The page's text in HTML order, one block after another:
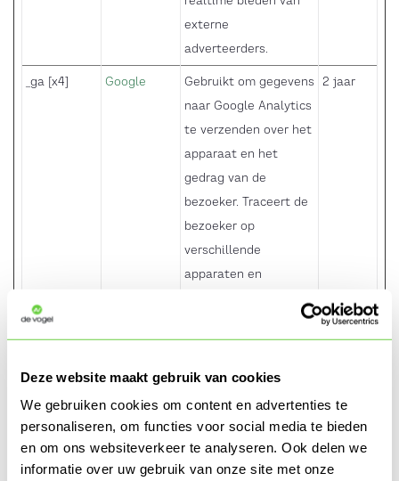
Deze website maakt gebruik van cookies
We gebruiken cookies om content en advertenties te
personaliseren, om functies voor social media te bieden
en om ons websiteverkeer te analyseren. Ook delen we
informatie over uw gebruik van onze site met onze
externe
adverteerders.
_ga [x4] Google
Gebruikt om gegevens
naar Google Analytics
te verzenden over het
apparaat en het
gedrag van de
bezoeker. Traceert de
bezoeker op
verschillende
apparaten en
2 jaar
_ga_# [x3]
te verzenden over het
apparaat en het
gedrag van de
bezoeker. Traceert de
bezoeker op
2 jaar